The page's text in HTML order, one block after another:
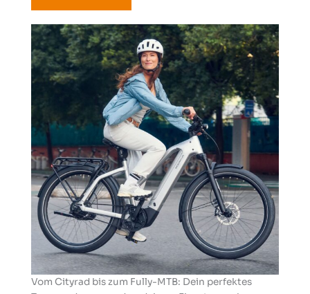
Vom Cityrad bis zum Fully-MTB: Dein perfektes